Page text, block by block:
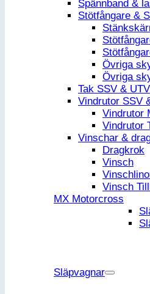
Spännband &
Stötfångare &
Övriga
Övriga
Tak SSV & UTV
Vindrutor SSV
Vindrutor
Vindrutor
Vinschar &
Dragkrok
Vinsch
Vinsch
MX Motorcross
Släpvagnar